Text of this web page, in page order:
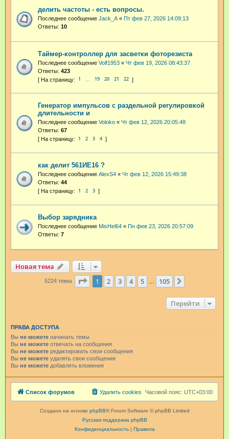
делить частоты - есть вопросы.
Последнее сообщение Jack_A « Пт фев 27, 2026 14:09:13
Ответы: 10
Таймер-контроллер для засветки фоторезиста
Последнее сообщение Volf1953 « Чт фев 19, 2026 08:43:37
Ответы: 423
1 19 20 21 22
Генератор импульсов с раздельной регулировкой
длительности и
Последнее сообщение Voloko « Чт фев 12, 2026 20:05:48
Ответы: 67
1 2 3 4
как делит 561ИЕ16 ?
Последнее сообщение AlexS4 « Чт фев 12, 2026 15:49:38
Ответы: 44
1 2 3
Выбор зарядника
Последнее сообщение MisHel64 « Пн фев 23, 2026 20:57:09
Ответы: 7
Новая тема
5224 темы Страница из 105
1 2 3 4 5 105
Перейти
ПРАВА ДОСТУПА
Вы не можете начинать темы
Вы не можете отвечать на сообщения
Вы не можете редактировать свои сообщения
Вы не можете удалять свои сообщения
Вы не можете добавлять вложения
Список форумов Часовой пояс: UTC+03:00
Удалить cookies
Создано на основе phpBB® Forum Software © phpBB Limited
Русская поддержка phpBB
Конфиденциальность| Правила